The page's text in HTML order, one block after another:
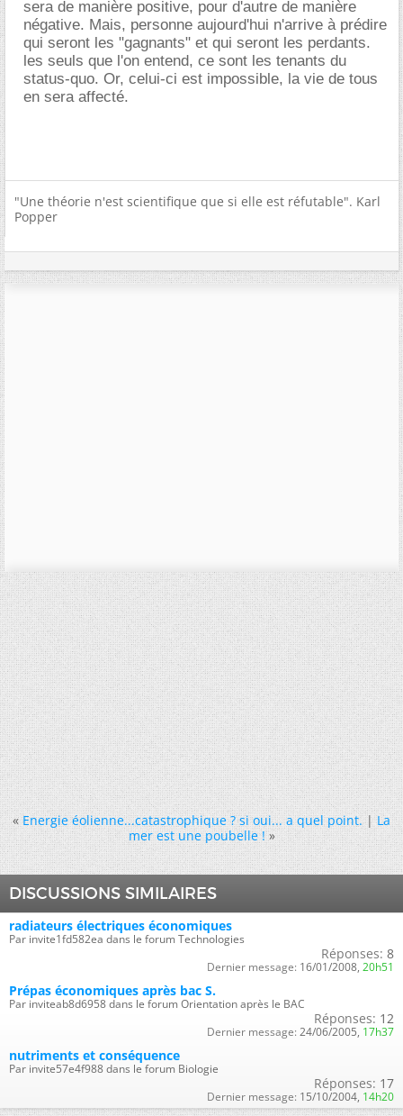
sera de manière positive, pour d'autre de manière
négative. Mais, personne aujourd'hui n'arrive à prédire
qui seront les "gagnants" et qui seront les perdants.
les seuls que l'on entend, ce sont les tenants du
status-quo. Or, celui-ci est impossible, la vie de tous
en sera affecté.
"Une théorie n'est scientifique que si elle est réfutable". Karl
Popper
« Energie éolienne...catastrophique ? si oui... a quel point.|La
mer est une poubelle ! »
DISCUSSIONS SIMILAIRES
radiateurs électriques économiques
Par invite1fd582ea dans le forum Technologies
Réponses: 8
Dernier message: 16/01/2008, 20h51
Prépas économiques après bac S.
Par inviteab8d6958 dans le forum Orientation après le BAC
Réponses: 12
Dernier message: 24/06/2005, 17h37
nutriments et conséquence
Par invite57e4f988 dans le forum Biologie
Réponses: 17
Dernier message: 15/10/2004, 14h20